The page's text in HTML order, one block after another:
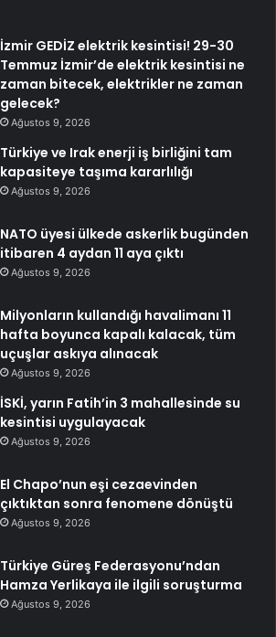
İzmir GEDİZ elektrik kesintisi! 29-30
Temmuz İzmir’de elektrik kesintisi ne
zaman bitecek, elektrikler ne zaman
gelecek?
Ağustos 9, 2026
Türkiye ve Irak enerji iş birliğini tam
kapasiteye taşıma kararlılığı
Ağustos 9, 2026
NATO üyesi ülkede askerlik bugünden
itibaren 4 aydan 11 aya çıktı
Ağustos 9, 2026
Milyonların kullandığı havalimanı 11
hafta boyunca kapalı kalacak, tüm
uçuşlar askıya alınacak
Ağustos 9, 2026
İSKİ, yarın Fatih’in 3 mahallesinde su
kesintisi uygulayacak
Ağustos 9, 2026
El Chapo’nun eşi cezaevinden
çıktıktan sonra fenomene dönüştü
Ağustos 9, 2026
Türkiye Güreş Federasyonu’ndan
Hamza Yerlikaya ile ilgili soruşturma
Ağustos 9, 2026